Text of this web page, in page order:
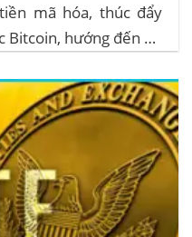
mã hóa, thúc đẩy
hướng đến hệ
Pakistan...